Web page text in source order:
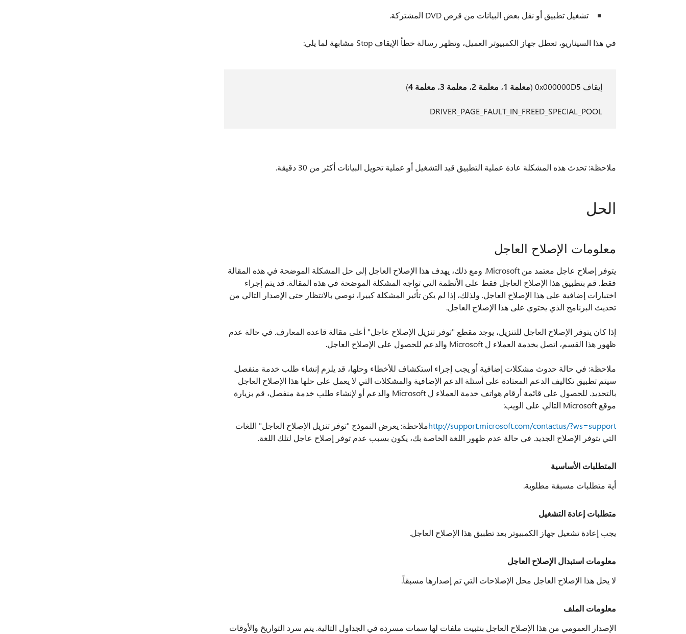
تشغيل تطبيق أو نقل بعض البيانات من قرص DVD المشتركة.
في هذا السيناريو، تعطل جهاز الكمبيوتر العميل، وتظهر رسالة خطأ الإيقاف Stop مشابهة لما يلي:
إيقاف 0x000000D5 ( معلمة 1 ، معلمة 2 ، معلمة 3 ، معلمة 4 )
DRIVER_PAGE_FAULT_IN_FREED_SPECIAL_POOL
ملاحظة: تحدث هذه المشكلة عادة عملية التطبيق قيد التشغيل أو عملية تحويل البيانات أكثر من 30 دقيقة.
الحل
معلومات الإصلاح العاجل
يتوفر إصلاح عاجل معتمد من Microsoft. ومع ذلك، يهدف هذا الإصلاح العاجل إلى حل المشكلة الموضحة في هذه المقالة
فقط. قم بتطبيق هذا الإصلاح العاجل فقط على الأنظمة التي تواجه المشكلة الموضحة في هذه المقالة. قد يتم إجراء
اختبارات إضافية على هذا الإصلاح العاجل. ولذلك، إذا لم يكن تأثير المشكلة كبيرا، نوصي بالانتظار حتى الإصدار التالي من
تحديث البرنامج الذي يحتوي على هذا الإصلاح العاجل.
إذا كان يتوفر الإصلاح العاجل للتنزيل، يوجد مقطع "توفر تنزيل الإصلاح عاجل" أعلى مقالة قاعدة المعارف. في حالة عدم
ظهور هذا القسم، اتصل بخدمة العملاء ل Microsoft والدعم للحصول على الإصلاح العاجل.
ملاحظة: في حالة حدوث مشكلات إضافية أو يجب إجراء استكشاف للأخطاء وحلها، قد يلزم إنشاء طلب خدمة منفصل.
سيتم تطبيق تكاليف الدعم المعتادة على أسئلة الدعم الإضافية والمشكلات التي لا يعمل على حلها هذا الإصلاح العاجل
بالتحديد. للحصول على قائمة أرقام هواتف خدمة العملاء ل Microsoft والدعم أو لإنشاء طلب خدمة منفصل، قم بزيارة
موقع Microsoft التالي على الويب:
http://support.microsoft.com/contactus/?ws=supportملاحظة: يعرض النموذج "توفر تنزيل الإصلاح العاجل" اللغات
التي يتوفر الإصلاح الجديد. في حالة عدم ظهور اللغة الخاصة بك، يكون بسبب عدم توفر إصلاح عاجل لتلك اللغة.
المتطلبات الأساسية
أية متطلبات مسبقة مطلوبة.
متطلبات إعادة التشغيل
يجب إعادة تشغيل جهاز الكمبيوتر بعد تطبيق هذا الإصلاح العاجل.
معلومات استبدال الإصلاح العاجل
لا يحل هذا الإصلاح العاجل محل الإصلاحات التي تم إصدارها مسبقاً.
معلومات الملف
الإصدار العمومي من هذا الإصلاح العاجل بتثبيت ملفات لها سمات مسردة في الجداول التالية. يتم سرد التواريخ والأوقات